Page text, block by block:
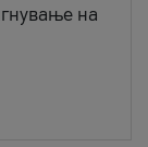
на